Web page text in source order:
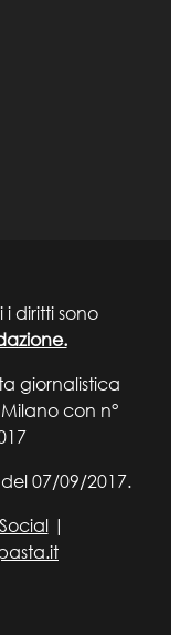
i diritti sono
giornalistica
con n°
07/09/2017.
|